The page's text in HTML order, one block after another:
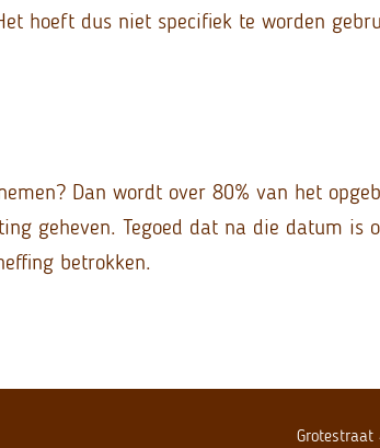
hoeft dus niet specifiek te worden
Dan wordt over 80% van het
geheven. Tegoed dat na die datum is
betrokken.
Grotestraat